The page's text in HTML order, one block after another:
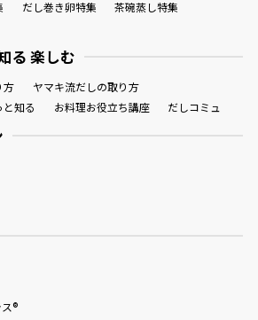
だし巻き卵特集 茶碗蒸し特集
る 楽しむ
方
ヤマキ流だしの取り方
知る
お料理お役立ち講座 だしコミュ
®